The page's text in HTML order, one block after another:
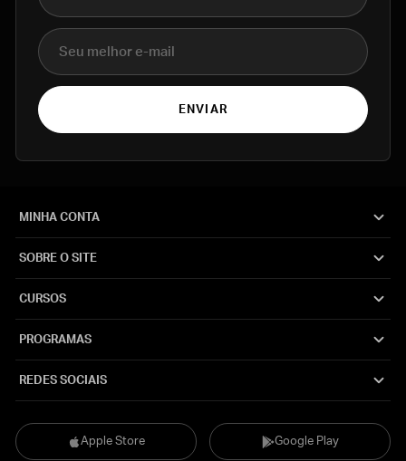
E-mail
ENVIAR
Apple Store Google Play
MINHA CONTA
SOBRE O SITE
CURSOS
PROGRAMAS
REDES SOCIAIS